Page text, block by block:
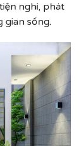
nghi, phát
gian sống.